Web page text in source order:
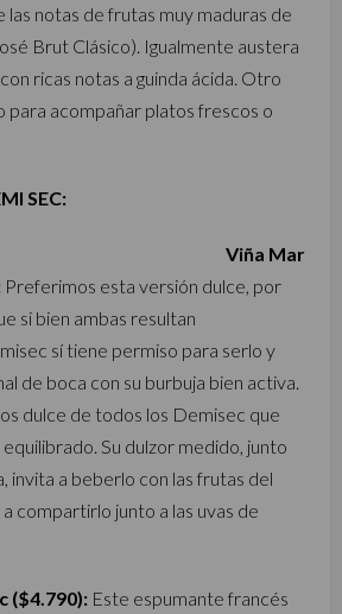
notas de frutas muy maduras de
Brut Clásico). Igualmente austera
ricas notas a guinda ácida. Otro
para acompañar platos frescos o
SEC:
Viña Mar
Preferimos esta versión dulce, por
si bien ambas resultan
sí tiene permiso para serlo y
de boca con su burbuja bien activa.
dulce de todos los Demisec que
Su dulzor medido, junto
invita a beberlo con las frutas del
compartirlo junto a las uvas de
($4.790): Este espumante francés